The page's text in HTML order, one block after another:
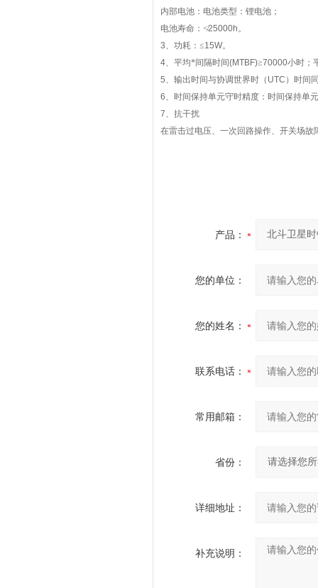
内部电池：电池类型：锂电池；
电池寿命：≮25000h。
3、功耗：≤15W。
4、平均*间隔时间(MTBF)≥70000小时；
5、输出时间与协调世界时（ UTC ）时间
6、时间保持单元守时精度：时间保持单
7、抗干扰
在雷击过电压、一次回路操作、开关场
产品：
您的单位：
您的姓名：
联系电话：
常用邮箱：
省份：
详细地址：
补充说明：